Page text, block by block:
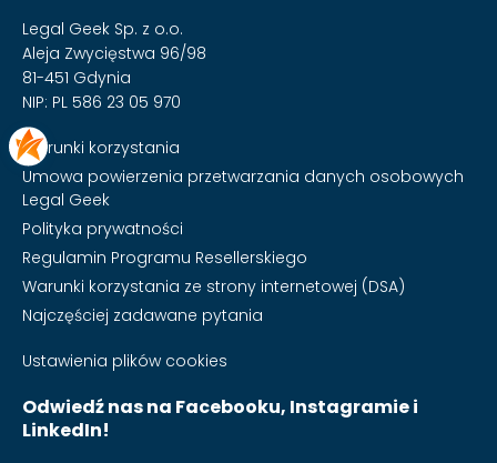
Legal Geek Sp. z o.o.
Aleja Zwycięstwa 96/98
81-451 Gdynia
NIP: PL 586 23 05 970
Warunki korzystania
Umowa powierzenia przetwarzania danych osobowych
Legal Geek
Polityka prywatności
Regulamin Programu Resellerskiego
Warunki korzystania ze strony internetowej (DSA)
Najczęściej zadawane pytania
Ustawienia plików cookies
Odwiedź nas na Facebooku, Instagramie i
LinkedIn!